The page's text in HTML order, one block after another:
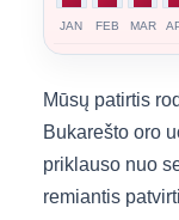
JAN FEB MAR
Mūsų patirtis
Bukarešto oro
priklauso nuo
remiantis